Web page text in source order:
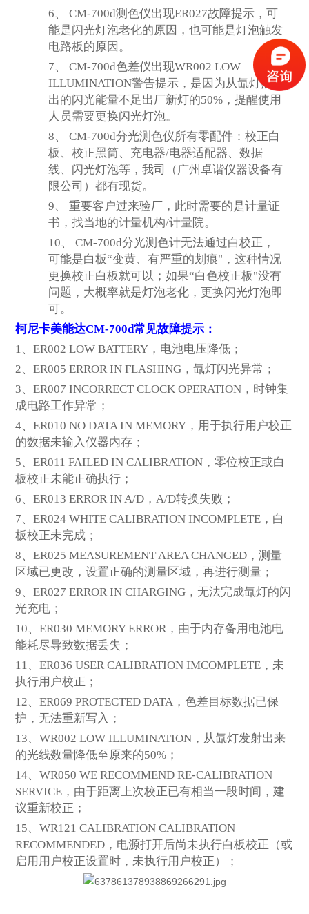
6、CM-700d测色仪出现ER027故障提示 ，可
能是闪光灯泡老化的原因，也可能是灯泡触发
电路板的原因。
7、CM-700d色差仪出现WR002 LOW
ILLUMINATION警告提示，是因为从氙灯照射
出的闪光能量不足出厂新灯的50%，提醒使用
人员需要更换闪光灯泡。
8、CM-700d分光测色仪所有零配件：校正白
板、校正黑筒、充电器/电器适配器、数据
线、闪光灯泡等，我司
（广州卓谐仪器设备有
限公司）都有现货。
9、重要客户过来验厂，此时需要的是计量证
书，找当地的计量机构/计量院。
10、CM-700d分光测色计无法通过白校正，
可能是白板“变黄、有严重的划痕"，这种情况
更换校正白板就可以；如果“白色校正板"没有
问题， 大概率就是灯泡老化，更换闪光灯泡即
可。
柯尼卡美能达CM-700d常见故障提示：
1、ER002 LOW BATTERY，电池电压降低；
2、ER005 ERROR IN FLASHING，氙灯闪光异常；
3、ER007 INCORRECT CLOCK OPERATION，时钟集
成电路工作异常；
4、ER010 NO DATA IN MEMORY，用于执行用户校正
的数据未输入仪器内存；
5、ER011 FAILED IN CALIBRATION，零位校正或白
板校正未能正确执行；
6、ER013 ERROR IN A/D，A/D转换失败；
7、ER024 WHITE CALIBRATION INCOMPLETE，白
板校正未完成；
8、ER025 MEASUREMENT AREA CHANGED，测量
区域已更改，设置正确的测量区域，再进行测量；
9、ER027 ERROR IN CHARGING，无法完成氙灯的闪
光充电；
10、ER030 MEMORY ERROR，由于内存备用电池电
能耗尽导致数据丢失；
11、ER036 USER CALIBRATION IMCOMPLETE，未
执行用户校正；
12、ER069 PROTECTED DATA，色差目标数据已保
护，无法重新写入；
13、WR002 LOW ILLUMINATION，从氙灯发射出来
的光线数量降低至原来的50%；
14、WR050 WE RECOMMEND RE-CALIBRATION
SERVICE，由于距离上次校正已有相当一段时间，建
议重新校正；
15、WR121 CALIBRATION CALIBRATION
RECOMMENDED，电源打开后尚未执行白板校正（或
启用用户校正设置时，未执行用户校正）；